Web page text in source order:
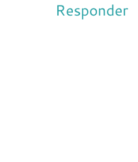
Responder